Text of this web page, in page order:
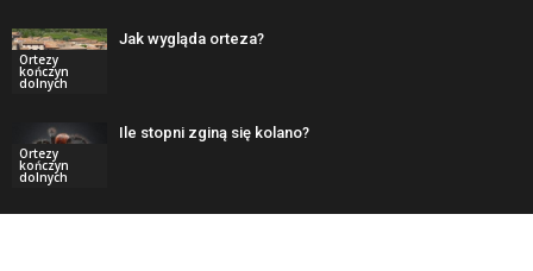
Ortezy
kończyn
dolnych
Jak wygląda orteza?
Ortezy
kończyn
dolnych
Ile stopni zginą się kolano?